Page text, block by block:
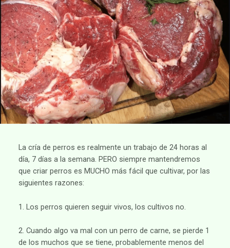
La cría de perros es realmente un trabajo de 24 horas al
día, 7 días a la semana. PERO siempre mantendremos
que criar perros es MUCHO más fácil que cultivar, por las
siguientes razones:
1. Los perros quieren seguir vivos, los cultivos no.
2. Cuando algo va mal con un perro de carne, se pierde 1
de los muchos que se tiene, probablemente menos del